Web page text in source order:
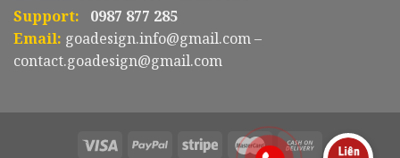
Support:
0987 877 285
Email: goadesign.info@gmail.com –
contact.goadesign@gmail.com